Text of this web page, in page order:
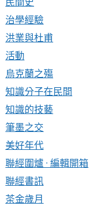
治學經驗
洪業與杜甫
活動
烏克蘭之殤
知識分子在民間
知識的技藝
筆墨之交
美好年代
聯經圍爐 · 編輯開箱
聯經書訊
茶金歲月